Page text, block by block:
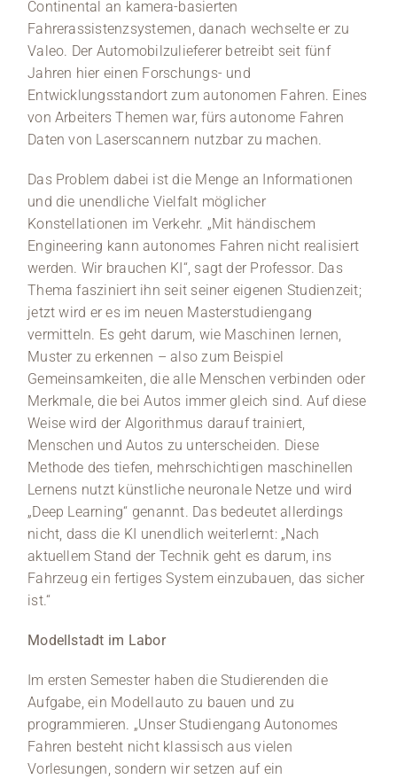
Continental an kamera-basierten
Fahrerassistenzsystemen, danach wechselte er zu
Valeo. Der Automobilzulieferer betreibt seit fünf
Jahren hier einen Forschungs- und
Entwicklungsstandort zum autonomen Fahren. Eines
von Arbeiters Themen war, fürs autonome Fahren
Daten von Laserscannern nutzbar zu machen.
Das Problem dabei ist die Menge an Informationen
und die unendliche Vielfalt möglicher
Konstellationen im Verkehr. „Mit händischem
Engineering kann autonomes Fahren nicht realisiert
werden. Wir brauchen KI“, sagt der Professor. Das
Thema fasziniert ihn seit seiner eigenen Studienzeit;
jetzt wird er es im neuen Masterstudiengang
vermitteln. Es geht darum, wie Maschinen lernen,
Muster zu erkennen – also zum Beispiel
Gemeinsamkeiten, die alle Menschen verbinden oder
Merkmale, die bei Autos immer gleich sind. Auf diese
Weise wird der Algorithmus darauf trainiert,
Menschen und Autos zu unterscheiden. Diese
Methode des tiefen, mehrschichtigen maschinellen
Lernens nutzt künstliche neuronale Netze und wird
„Deep Learning“ genannt. Das bedeutet allerdings
nicht, dass die KI unendlich weiterlernt: „Nach
aktuellem Stand der Technik geht es darum, ins
Fahrzeug ein fertiges System einzubauen, das sicher
ist.“
Modellstadt im Labor
Im ersten Semester haben die Studierenden die
Aufgabe, ein Modellauto zu bauen und zu
programmieren. „Unser Studiengang Autonomes
Fahren besteht nicht klassisch aus vielen
Vorlesungen, sondern wir setzen auf ein